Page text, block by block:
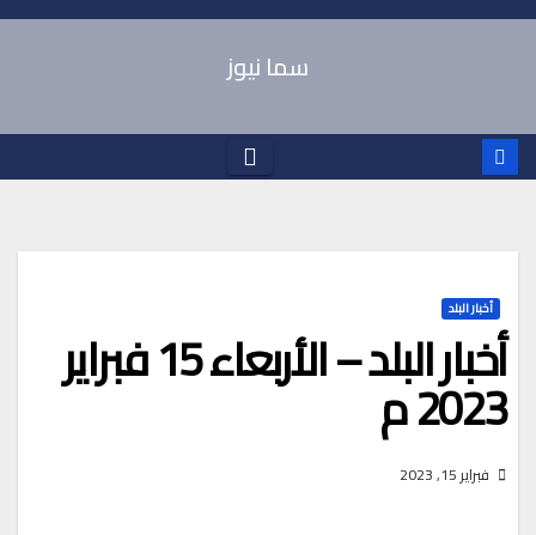
Skip
سما نيوز
أخبار البلد
أخبار البلد – الأربعاء 15 فبراير
2023 م
فبراير 15, 2023